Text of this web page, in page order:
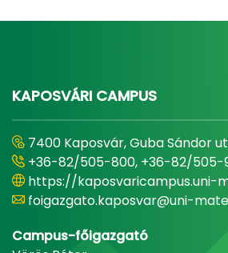
KAPOSVÁRI CAMPUS
7400 Kaposvár, Guba Sándor
+36-82/505-800, +36-82/505-
https://kaposvaricampus.uni-
foigazgato.kaposvar@uni-
Campus-főigazgató